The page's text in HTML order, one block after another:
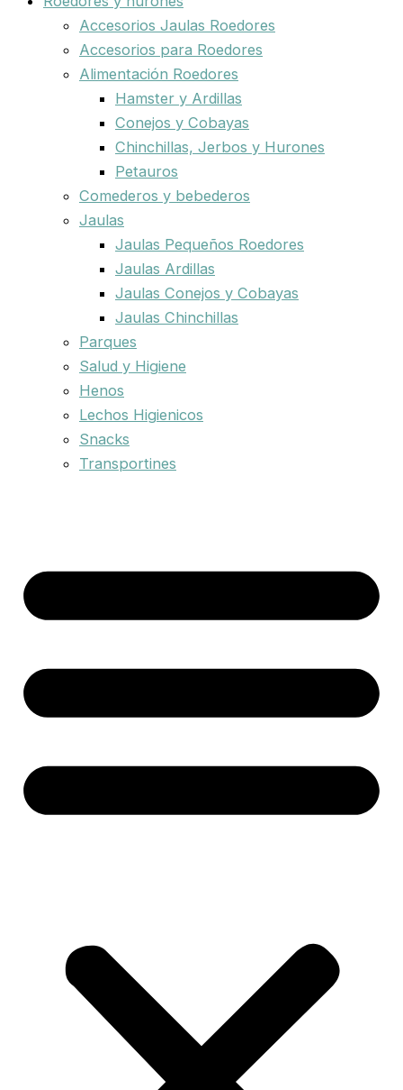
Accesorios Jaulas Roedores
Accesorios para Roedores
Alimentación Roedores
Hamster y Ardillas
Conejos y Cobayas
Chinchillas, Jerbos y Hurones
Petauros
Comederos y bebederos
Jaulas
Jaulas Pequeños Roedores
Jaulas Ardillas
Jaulas Conejos y Cobayas
Jaulas Chinchillas
Parques
Salud y Higiene
Henos
Lechos Higienicos
Snacks
Transportines